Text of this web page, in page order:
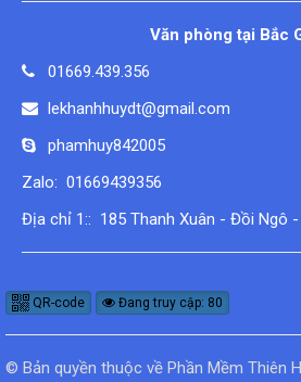
Văn phòng tại Bắc
01669.439.356
lekhanhhuydt@gmail.com
phamhuy842005
Zalo: 01669439356
Địa chỉ 1:: 185 Thanh Xuân - Đồi Ngô -
QR-code Đang truy cập: 80
© Bản quyền thuộc về Phần Mềm Thiên